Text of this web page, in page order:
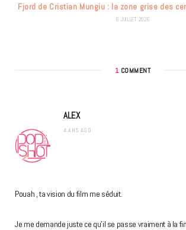
Fjord de Cristian Mungiu : la zone grise des
6 JUILLET 2026
1COMMENT
ALEX
4 ANS AGO
Pouah , ta vision du film me séduit.
Je me demande juste ce qu’il se passe vraiment à la